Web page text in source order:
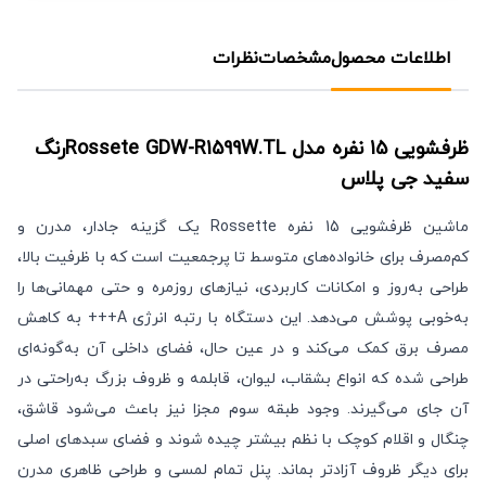
اطلاعات محصولمشخصاتنظرات
ظرفشویی 15 نفره مدل Rossete GDW-R1599W.TLرنگ
سفید جی پلاس
ماشین ظرفشویی 15 نفره Rossette یک گزینه جادار، مدرن و
کم‌مصرف برای خانواده‌های متوسط تا پرجمعیت است که با ظرفیت بالا،
طراحی به‌روز و امکانات کاربردی، نیازهای روزمره و حتی مهمانی‌ها را
به‌خوبی پوشش می‌دهد. این دستگاه با رتبه انرژی A+++ به کاهش
مصرف برق کمک می‌کند و در عین حال، فضای داخلی آن به‌گونه‌ای
طراحی شده که انواع بشقاب، لیوان، قابلمه و ظروف بزرگ به‌راحتی در
آن جای می‌گیرند. وجود طبقه سوم مجزا نیز باعث می‌شود قاشق،
چنگال و اقلام کوچک با نظم بیشتر چیده شوند و فضای سبدهای اصلی
برای دیگر ظروف آزادتر بماند. پنل تمام لمسی و طراحی ظاهری مدرن